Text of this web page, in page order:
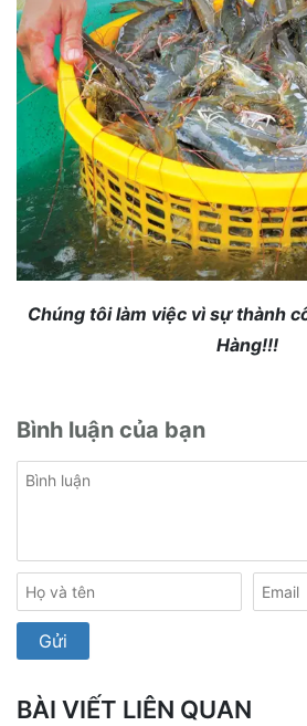
Chúng tôi làm việc vì sự thành
Hàng!!!
Bình luận của bạn
BÀI VIẾT LIÊN QUAN